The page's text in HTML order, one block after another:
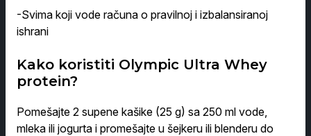
-Svima koji vode računa o pravilnoj i izbalansiranoj
ishrani
Kako koristiti Olympic Ultra Whey
protein?
Pomešajte 2 supene kašike (25 g) sa 250 ml vode,
mleka ili jogurta i promešajte u šejkeru ili blenderu do